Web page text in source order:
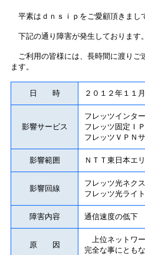
平素はｄｎｓｉｐをご愛顧頂きまし
下記の通り障害が発生しております
ご利用の皆様には、長時間に渡りご
ます。
日 時 ２０１２年１
影響サービス
フレッツインタ
フレッツ固定Ｉ
フレッツＶＰＮ
影響範囲 ＮＴＴ東日本
影響回線
フレッツ光ネク
フレッツ光ラ
障害内容 通信速度の低下
原 因
上位ネットワ
完全な事にとも